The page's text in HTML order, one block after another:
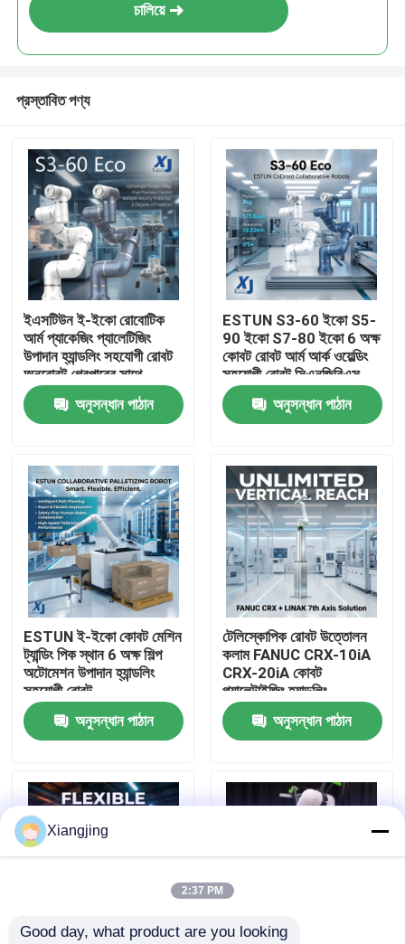
বাড়ি
পণ্য
ভিডিও
আমাদের সম্পর্কে
কারখানা ভ্রমণ
মান নিয়ন্ত্রণ
ব্লগ
শিল্প রোবট হাত
চালিয়ে
প্রস্তাবিত পণ্য
ইএসটিউন ই-ইকো রোবোটিক
আর্ম প্যাকেজিং প্যালেটিজিং
উপাদান হ্যান্ডলিং সহযোগী রোবট
অনরোবট গ্রেপারের সাথে
অনুসন্ধান পাঠান
ESTUN S3-60 ইকো S5-
90 ইকো S7-80 ইকো 6 অক্ষ
কোবট রোবট আর্ম আর্ক ওয়েল্ডিং
সহযোগী রোবট সিএনজিবিএস
ওয়েল্ডিং পজিশনার
অনুসন্ধান পাঠান
ESTUN ই-ইকো কোবট মেশিন
ট্যান্ডিং পিক স্থান 6 অক্ষ শিল্প
অটোমেশন উপাদান হ্যান্ডলিং
সহযোগী রোবট
অনুসন্ধান পাঠান
টেলিস্কোপিক রোবট উত্তোলন
কলাম FANUC CRX-10iA
CRX-20iA কোবট
প্যালেটাইজিং হ্যান্ডলিং
সহযোগিতামূলক রোবট
অনুসন্ধান পাঠান
Xiangjing
2:37 PM
Good day, what product are you looking